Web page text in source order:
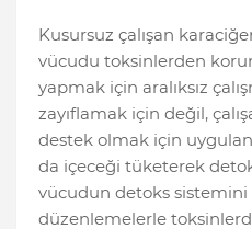
Kusursuz çalışan
vücudu toksinlerden
yapmak için aralıksız
zayıflamak için değil,
destek olmak için
da içeceği tüketerek
vücudun detoks
düzenlemelerle